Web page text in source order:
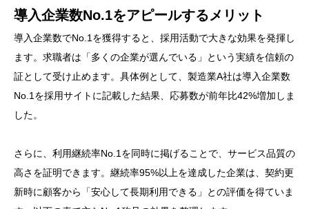
導入企業数No.1をアピールするメリット
導入企業数でNo.1を獲得すると、採用活動で大きな効果を発揮し
ます。求職者は「多くの企業が選んでいる」という実績を信頼の
証として受け止めます。具体例として、製造業A社は導入企業数
No.1を採用サイトに記載した結果、応募数が前年比42%増加しま
した。
さらに、利用継続率No.1を同時に掲げることで、サービス品質の
高さを証明できます。継続率95%以上を達成した企業は、契約更
新時に顧客から「安心して長期利用できる」との評価を得ていま